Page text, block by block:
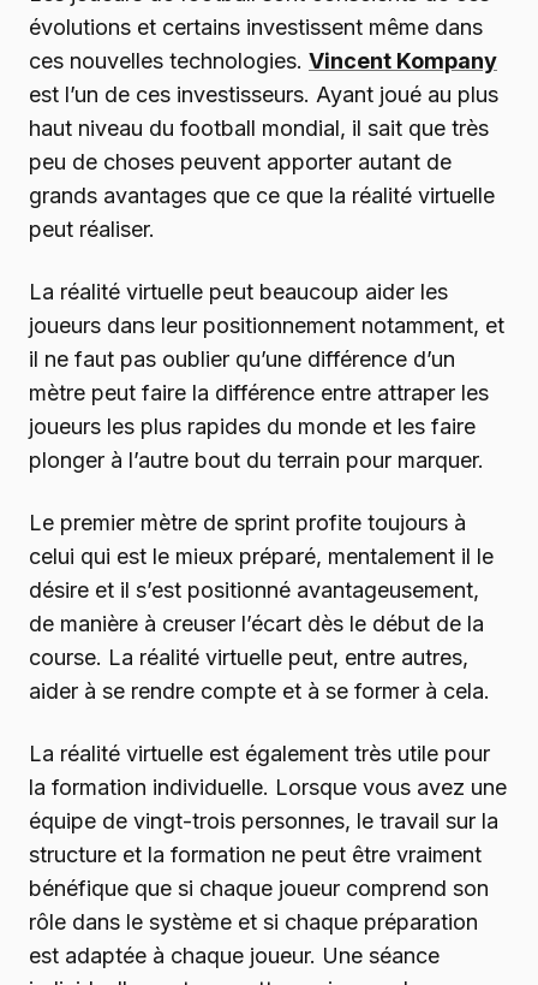
évolutions et certains investissent même dans
ces nouvelles technologies. Vincent Kompany
est l’un de ces investisseurs. Ayant joué au plus
haut niveau du football mondial, il sait que très
peu de choses peuvent apporter autant de
grands avantages que ce que la réalité virtuelle
peut réaliser.
La réalité virtuelle peut beaucoup aider les
joueurs dans leur positionnement notamment, et
il ne faut pas oublier qu’une différence d’un
mètre peut faire la différence entre attraper les
joueurs les plus rapides du monde et les faire
plonger à l’autre bout du terrain pour marquer.
Le premier mètre de sprint profite toujours à
celui qui est le mieux préparé, mentalement il le
désire et il s’est positionné avantageusement,
de manière à creuser l’écart dès le début de la
course. La réalité virtuelle peut, entre autres,
aider à se rendre compte et à se former à cela.
La réalité virtuelle est également très utile pour
la formation individuelle. Lorsque vous avez une
équipe de vingt-trois personnes, le travail sur la
structure et la formation ne peut être vraiment
bénéfique que si chaque joueur comprend son
rôle dans le système et si chaque préparation
est adaptée à chaque joueur. Une séance